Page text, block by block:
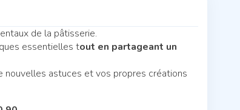
de la pâtisserie.
essentielles tout en partageant un
nouvelles astuces et vos propres créations